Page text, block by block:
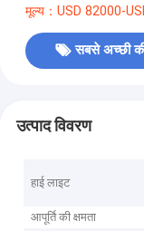
मूल्य：USD 82000-
सबसे अच्छी
उत्पाद विवरण
हाई लाइट
आपूर्ति की क्षमता